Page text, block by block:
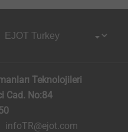
Teknolojileri
Cad. No:84
infoTR@ejot.com